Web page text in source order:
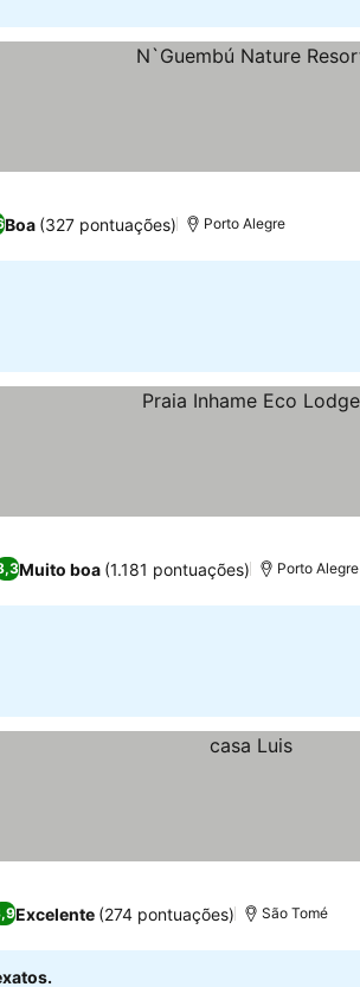
Boa (327 pontuações) Porto Alegre
Muito boa (1.181 pontuações) Porto Alegre
Excelente (274 pontuações) São Tomé